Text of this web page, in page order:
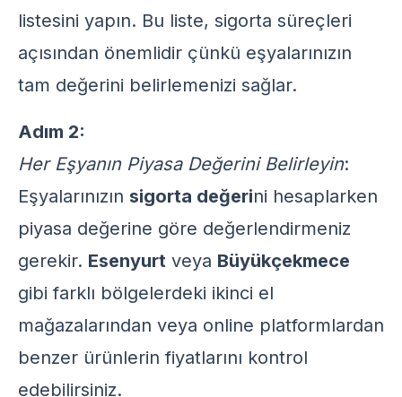
listesini yapın. Bu liste, sigorta süreçleri
açısından önemlidir çünkü eşyalarınızın
tam değerini belirlemenizi sağlar.
Adım 2:
Her Eşyanın Piyasa Değerini Belirleyin:
Eşyalarınızın sigorta değerini hesaplarken
piyasa değerine göre değerlendirmeniz
gerekir. Esenyurt veya Büyükçekmece
gibi farklı bölgelerdeki ikinci el
mağazalarından veya online platformlardan
benzer ürünlerin fiyatlarını kontrol
edebilirsiniz.